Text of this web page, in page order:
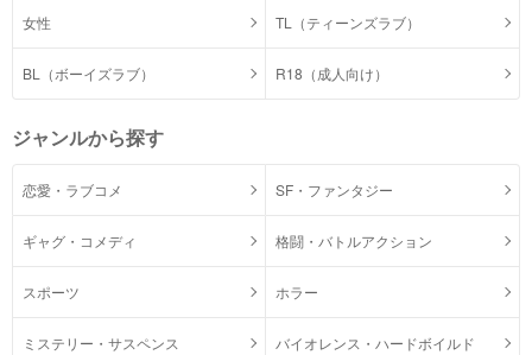
女性 TL（ティーンズラブ）
BL（ボーイズラブ） R18（成人向け）
ジャンルから探す
恋愛・ラブコメ SF・ファンタジー
ギャグ・コメディ 格闘・バトルアクション
スポーツ ホラー
ミステリー・サスペンス バイオレンス・ハードボイルド